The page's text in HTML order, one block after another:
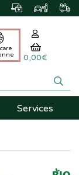
0,00€
Services